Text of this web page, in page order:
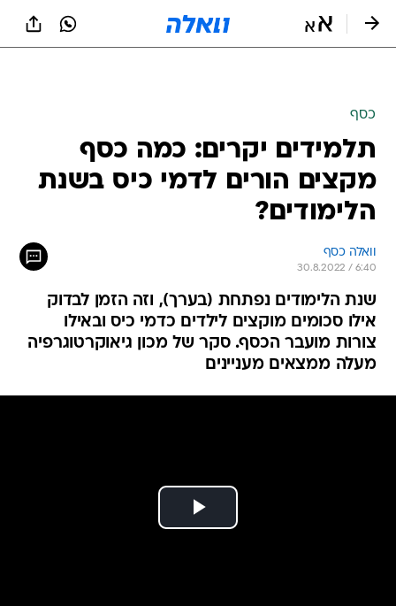
כסף
תלמידים יקרים: כמה כסף
מקצים הורים לדמי כיס בשנת
הלימודים?
וואלה כסף
30.8.2022 / 6:40
שנת הלימודים נפתחת (בערך), וזה הזמן לבדוק
אילו סכומים מוקצים לילדים כדמי כיס ובאילו
צורות מועבר הכסף. סקר של מכון גיאוקרטוגרפיה
מעלה ממצאים מעניינים